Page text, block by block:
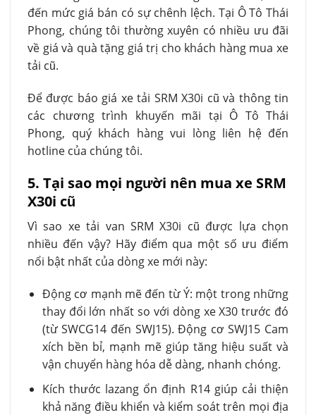
đến mức giá bán có sự chênh lệch. Tại Ô Tô Thái
Phong, chúng tôi thường xuyên có nhiều ưu đãi
về giá và quà tặng giá trị cho khách hàng mua xe
tải cũ.
Để được báo giá xe tải SRM X30i cũ và thông tin
các chương trình khuyến mãi tại Ô Tô Thái
Phong, quý khách hàng vui lòng liên hệ đến
hotline của chúng tôi.
5. Tại sao mọi người nên mua xe SRM
X30i cũ
Vì sao xe tải van SRM X30i cũ được lựa chọn
nhiều đến vậy? Hãy điểm qua một số ưu điểm
nổi bật nhất của dòng xe mới này:
Động cơ mạnh mẽ đến từ Ý: một trong những
thay đổi lớn nhất so với dòng xe X30 trước đó
(từ SWCG14 đến SWJ15). Động cơ SWJ15 Cam
xích bền bỉ, mạnh mẽ giúp tăng hiệu suất và
vận chuyển hàng hóa dễ dàng, nhanh chóng.
Kích thước lazang ổn định R14 giúp cải thiện
khả năng điều khiển và kiểm soát trên mọi địa